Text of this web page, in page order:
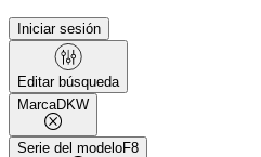
Iniciar sesión
Editar búsqueda
MarcaDKW
Serie del modeloF8